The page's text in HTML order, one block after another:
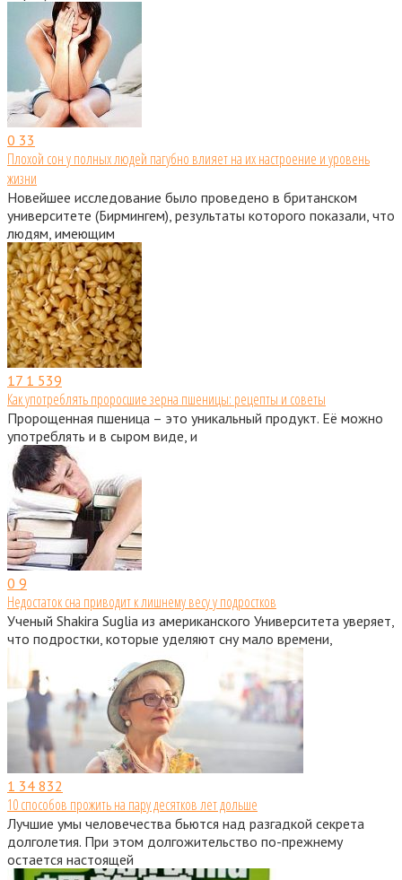
0 33
Плохой сон у полных людей пагубно влияет на их настроение и уровень
жизни
Новейшее исследование было проведено в британском
университете (Бирмингем), результаты которого показали, что
людям, имеющим
17 1 539
Как употреблять проросшие зерна пшеницы: рецепты и советы
Пророщенная пшеница – это уникальный продукт. Её можно
употреблять и в сыром виде, и
0 9
Недостаток сна приводит к лишнему весу у подростков
Ученый Shakira Suglia из американского Университета уверяет,
что подростки, которые уделяют сну мало времени,
1 34 832
10 способов прожить на пару десятков лет дольше
Лучшие умы человечества бьются над разгадкой секрета
долголетия. При этом долгожительство по-прежнему
остается настоящей